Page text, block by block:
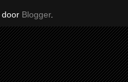
door Blogger.